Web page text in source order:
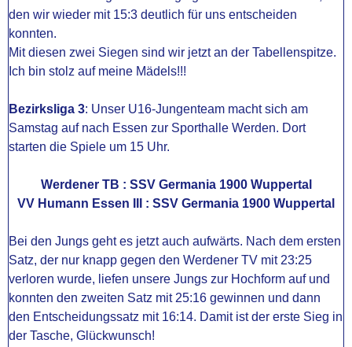
den wir wieder mit 15:3 deutlich für uns entscheiden
konnten.
Mit diesen zwei Siegen sind wir jetzt an der Tabellenspitze.
Ich bin stolz auf meine Mädels!!!
Bezirksliga 3: Unser U16-Jungenteam macht sich am
Samstag auf nach Essen zur Sporthalle Werden. Dort
starten die Spiele um 15 Uhr.
Werdener TB : SSV Germania 1900 Wuppertal
VV Humann Essen III : SSV Germania 1900 Wuppertal
Bei den Jungs geht es jetzt auch aufwärts. Nach dem ersten
Satz, der nur knapp gegen den Werdener TV mit 23:25
verloren wurde, liefen unsere Jungs zur Hochform auf und
konnten den zweiten Satz mit 25:16 gewinnen und dann
den Entscheidungssatz mit 16:14. Damit ist der erste Sieg in
der Tasche, Glückwunsch!